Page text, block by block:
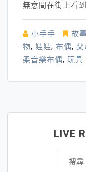
無意間在街上看
小手手 故
物, 娃娃, 布偶, 父
柔音樂布偶, 玩具
LIVE
搜